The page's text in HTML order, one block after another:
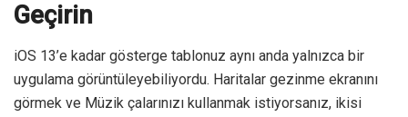
Geçirin
iOS 13’e kadar gösterge tablonuz aynı anda yalnızca bir
uygulama görüntüleyebiliyordu. Haritalar gezinme ekranını
görmek ve Müzik çalarınızı kullanmak istiyorsanız, ikisi